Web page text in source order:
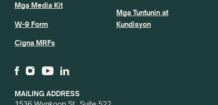
MAILING ADDRESS
Mga Media Kit
W-9 Form
Cigna MRFs
Mga Tuntunin at
Kundisyon